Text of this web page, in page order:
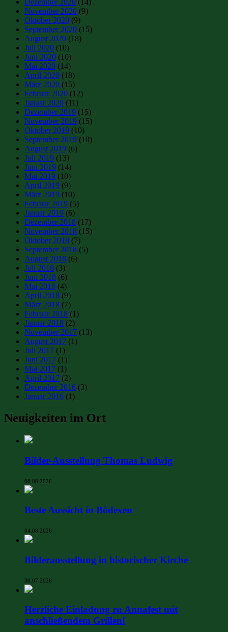
Dezember 2020 (14)
November 2020 (9)
Oktober 2020 (9)
September 2020 (15)
August 2020 (18)
Juli 2020 (10)
Juni 2020 (10)
Mai 2020 (14)
April 2020 (18)
März 2020 (15)
Februar 2020 (12)
Januar 2020 (11)
Dezember 2019 (15)
November 2019 (15)
Oktober 2019 (10)
September 2019 (10)
August 2019 (6)
Juli 2019 (13)
Juni 2019 (14)
Mai 2019 (10)
April 2019 (9)
März 2019 (10)
Februar 2019 (5)
Januar 2019 (6)
Dezember 2018 (17)
November 2018 (15)
Oktober 2018 (7)
September 2018 (5)
August 2018 (6)
Juli 2018 (3)
Juni 2018 (6)
Mai 2018 (4)
April 2018 (9)
März 2018 (7)
Februar 2018 (1)
Januar 2018 (2)
November 2017 (13)
August 2017 (1)
Juli 2017 (1)
Juni 2017 (1)
Mai 2017 (1)
April 2017 (2)
Dezember 2016 (3)
Januar 2016 (1)
Neuigkeiten im Ort
Bilder-Ausstellung Thomas Ludwig
08.08.2026
Beste Aussicht in Bödexen
04.08.2026
Bilderausstellung in historischer Kirche
30.07.2026
Herzliche Einladung zu Annafest mit
anschließendem Grillen!